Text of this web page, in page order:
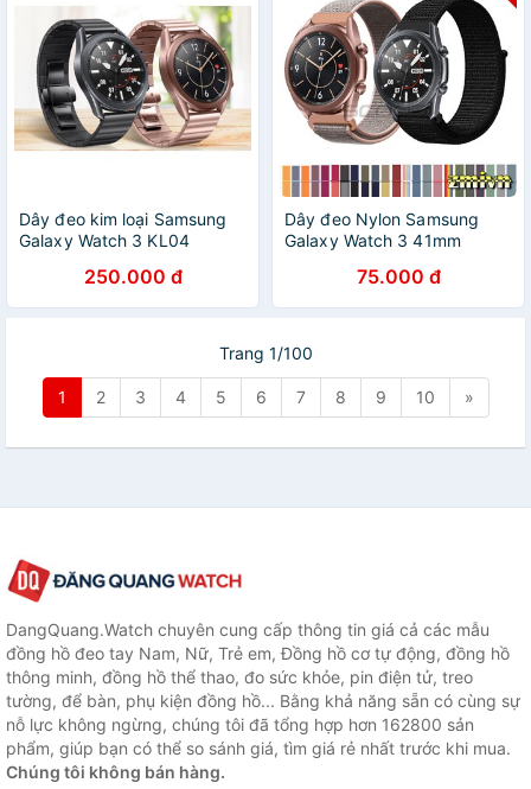
Dây đeo kim loại Samsung
Galaxy Watch 3 KL04
250.000 đ
Dây đeo Nylon Samsung
Galaxy Watch 3 41mm
75.000 đ
Trang 1/100
1 2 3 4 5 6 7 8 9 10 »
DangQuang.Watch chuyên cung cấp thông tin giá cả các mẫu
đồng hồ đeo tay Nam, Nữ, Trẻ em, Đồng hồ cơ tự động, đồng hồ
thông minh, đồng hồ thể thao, đo sức khỏe, pin điện tử, treo
tường, để bàn, phụ kiện đồng hồ... Bằng khả năng sẵn có cùng sự
nỗ lực không ngừng, chúng tôi đã tổng hợp hơn 162800 sản
phẩm, giúp bạn có thể so sánh giá, tìm giá rẻ nhất trước khi mua.
Chúng tôi không bán hàng.